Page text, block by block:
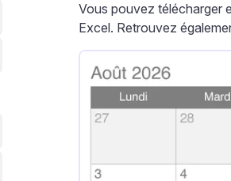
Vous pouvez télécharger
Excel. Retrouvez